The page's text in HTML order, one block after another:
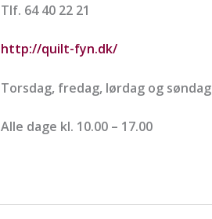
Tlf. 64 40 22 21
http://quilt-fyn.dk/
Torsdag, fredag, lørdag og søndag
Alle dage kl. 10.00 – 17.00